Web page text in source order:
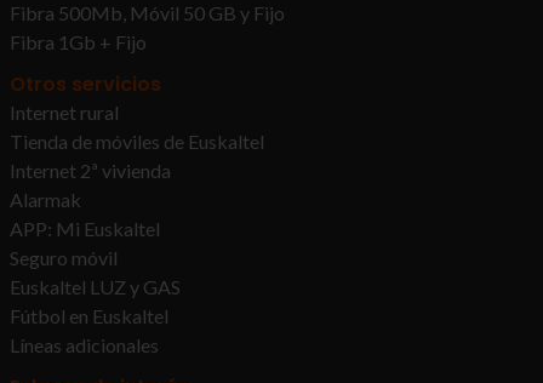
Fibra 500Mb, Móvil 50 GB y Fijo
Fibra 1Gb + Fijo
Otros servicios
Internet rural
Tienda de móviles de Euskaltel
Internet 2ª vivienda
Alarmak
APP: Mi Euskaltel
Seguro móvil
Euskaltel LUZ y GAS
Fútbol en Euskaltel
Líneas adicionales